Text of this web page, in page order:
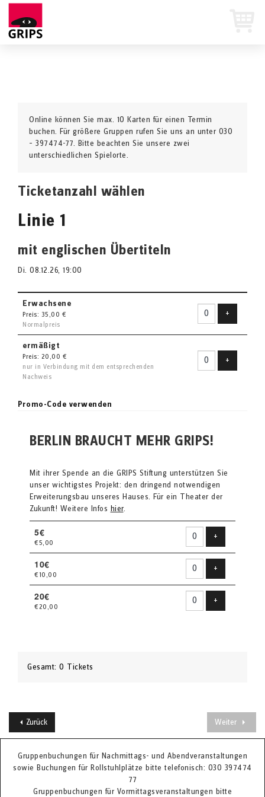
Online können Sie max. 10 Karten für einen Termin
buchen. Für größere Gruppen rufen Sie uns an unter 030
– 397474-77. Bitte beachten Sie unsere zwei
unterschiedlichen Spielorte.
Ticketanzahl wählen
Linie 1
mit englischen Übertiteln
Di. 08.12.26, 19:00
Erwachsene
Preis: 35,00 €
Normalpreis
+
ermäßigt
Preis: 20,00 €
nur in Verbindung mit dem entsprechenden
Nachweis
+
Promo-Code verwenden
BERLIN BRAUCHT MEHR GRIPS!
Mit ihrer Spende an die GRIPS Stiftung unterstützen Sie
unser wichtigstes Projekt: den dringend notwendigen
Erweiterungsbau unseres Hauses. Für ein Theater der
Zukunft! Weitere Infos hier.
5€
€5,00
+
10€
€10,00
+
20€
€20,00
+
Gesamt: 0 Tickets
Zurück Weiter
Gruppenbuchungen für Nachmittags- und Abendveranstaltungen
sowie Buchungen für Rollstuhlplätze bitte telefonisch: 030 397474
77
Gruppenbuchungen für Vormittagsveranstaltungen bitte